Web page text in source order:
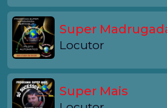
Super
Locutor
Super Mais